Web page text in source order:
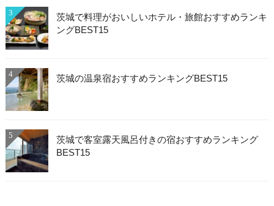
3
茨城で料理がおいしいホテル・旅館おすすめランキ
ングBEST15
4 茨城の温泉宿おすすめランキングBEST15
5
茨城で客室露天風呂付きの宿おすすめランキング
BEST15